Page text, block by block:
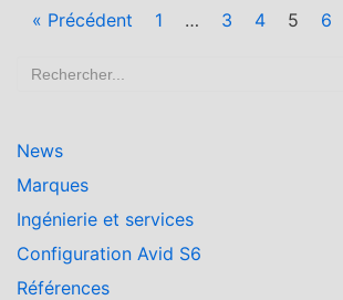
« Précédent 1 … 3 4 5 6
News
Marques
Ingénierie et services
Configuration Avid S6
Références